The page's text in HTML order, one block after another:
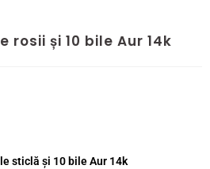
și 10 bile Aur 14k
sticlă și 10 bile Aur 14k